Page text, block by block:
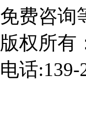
免费咨询
版权所有
电话:139-